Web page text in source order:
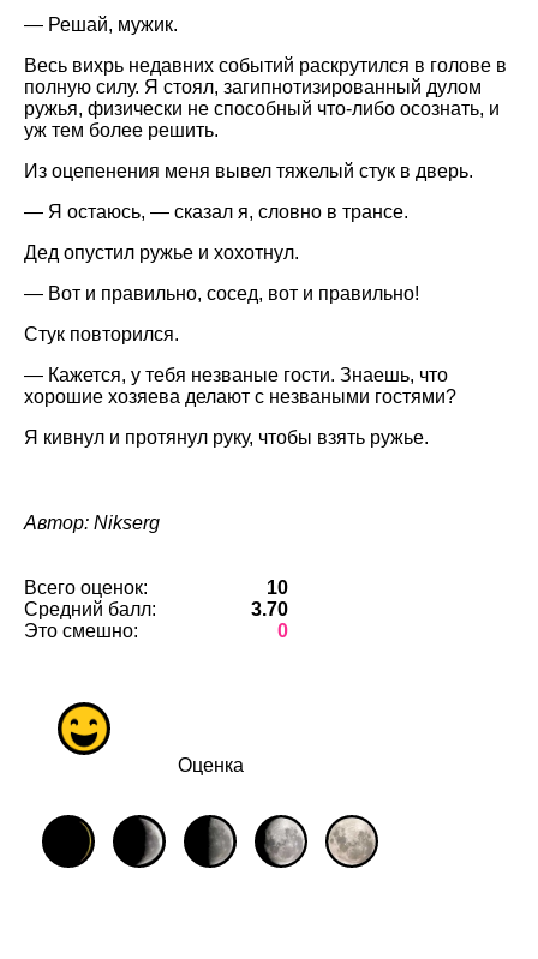
— Решай, мужик.
Весь вихрь недавних событий раскрутился в голове в
полную силу. Я стоял, загипнотизированный дулом
ружья, физически не способный что-либо осознать, и
уж тем более решить.
Из оцепенения меня вывел тяжелый стук в дверь.
— Я остаюсь, — сказал я, словно в трансе.
Дед опустил ружье и хохотнул.
— Вот и правильно, сосед, вот и правильно!
Стук повторился.
— Кажется, у тебя незваные гости. Знаешь, что
хорошие хозяева делают с незваными гостями?
Я кивнул и протянул руку, чтобы взять ружье.
Автор: Nikserg
Всего оценок:
10
Средний балл:
3.70
Это смешно:
0
Оценка